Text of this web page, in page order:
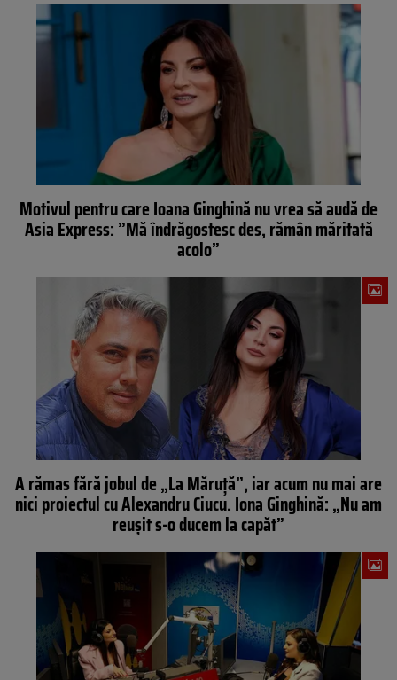
Motivul pentru care Ioana Ginghină nu vrea să audă de
Asia Express: ”Mă îndrăgostesc des, rămân măritată
acolo”
A rămas fără jobul de „La Măruță”, iar acum nu mai are
nici proiectul cu Alexandru Ciucu. Iona Ginghină: „Nu am
reușit s-o ducem la capăt”